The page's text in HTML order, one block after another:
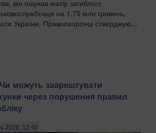
він ошукав матір загиблого
на 1,75 млн гривень,
України. Правоохоронці стверджую...
можуть заарештувати
через порушення правил
2026, 12:40